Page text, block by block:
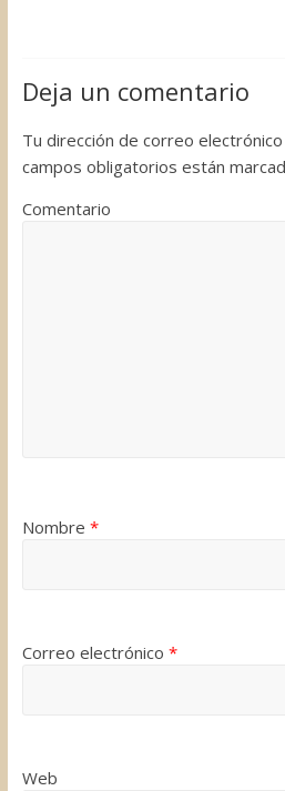
o
r
I
e
t
t
r
Deja un comentario
Tu dirección de correo
campos obligatorios están
Comentario
Nombre *
Correo electrónico *
Web